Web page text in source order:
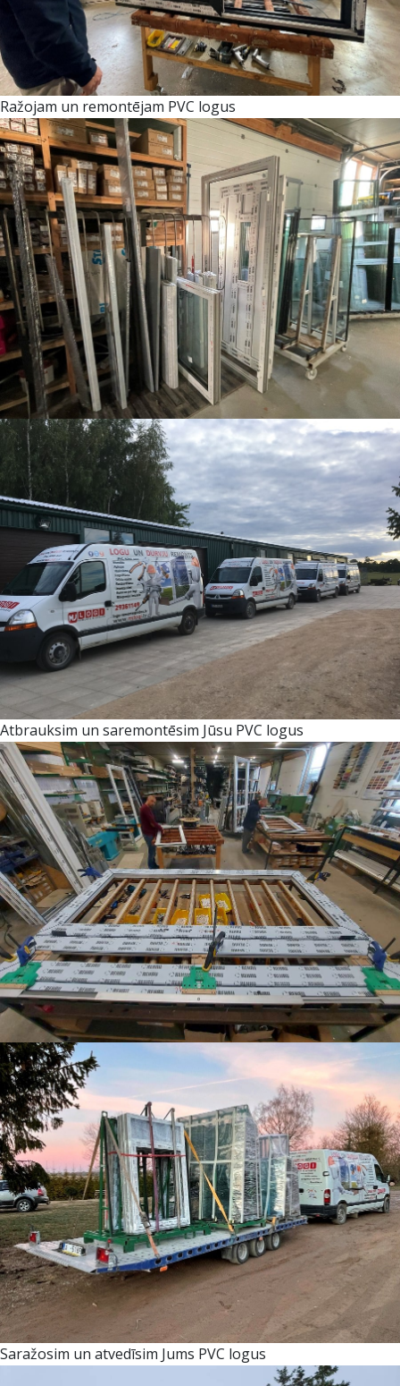
Ražojam un remontējam PVC logus
Atbrauksim un saremontēsim Jūsu PVC logus
Saražosim un atvedīsim Jums PVC logus